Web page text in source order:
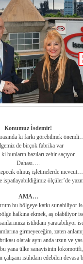
Konumuz İsdemir!
ki farkı görebilmek
de birçok fabrika var
bunların bazıları zehir saçıyor..
Dahası….
olmuş işletmelerde mevcut…
ispatlayabildiğimiz ölçüler’de
AMA…
bu bölgeye katkı sunabiliyor
halkına ekmek, aş olabiliyor
istihdam yaratabiliyor
girmeyeceğim, zaten
olarak aynı anda uzun ve
yana ülke sanayisinin lokomotifi,
çalışanı istihdam edebilen